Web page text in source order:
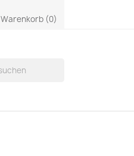
Warenkorb (0)